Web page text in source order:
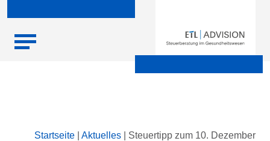
Startseite Aktuelles Steuertipp zum 10. Dezember